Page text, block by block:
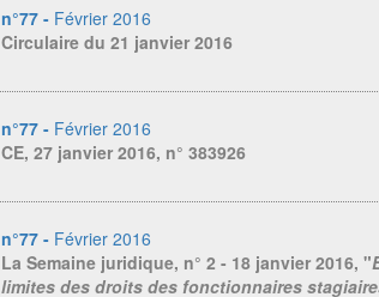
n°77 - Février 2016
Circulaire du 21 janvier 2016
n°77 - Février 2016
CE, 27 janvier 2016, n° 383926
n°77 - Février 2016
La Semaine juridique, n° 2 - 18 janvier 2016, "
limites des droits des fonctionnaires